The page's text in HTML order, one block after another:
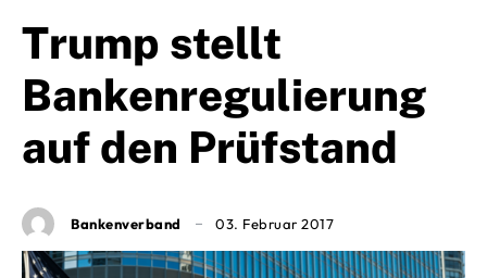
Trump stellt
Bankenregulierung
auf den Prüfstand
Bankenverband 03. Februar 2017